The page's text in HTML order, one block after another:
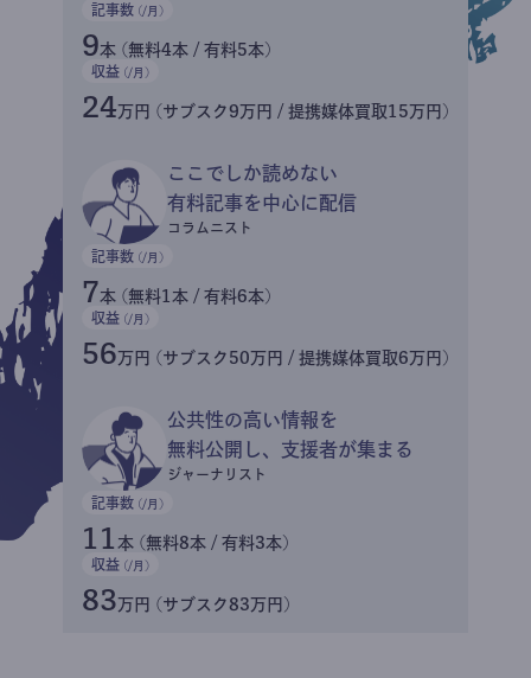
記事数 (/月)
9本 (無料4本 / 有料5本)
収益 (/月)
24万円 (サブスク9万円 / 提携媒体買取15万円)
ここでしか読めない
有料記事を中心に配信
コラムニスト
記事数 (/月)
7本 (無料1本 / 有料6本)
収益 (/月)
56万円 (サブスク50万円 / 提携媒体買取6万円)
公共性の高い情報を
無料公開し、支援者が集まる
ジャーナリスト
記事数 (/月)
11 本 (無料8本 / 有料3本)
収益 (/月)
83万円 (サブスク83万円)